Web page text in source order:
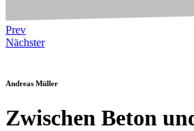
Prev
Nächster
Andreas Müller
Zwischen Beton